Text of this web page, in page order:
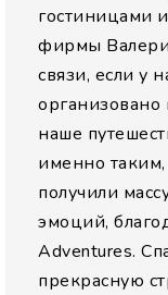
гостиницами
фирмы
связи, если у
организовано
наше
именно
получили
эмоций,
Adventures.
прекрасную